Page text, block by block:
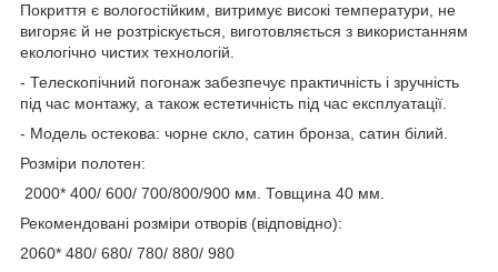
Покриття є вологостійким, витримує високі температури, не
вигоряє й не розтріскується, виготовляється з використанням
екологічно чистих технологій.
- Телескопічний погонаж забезпечує практичність і зручність
під час монтажу, а також естетичність під час експлуатації.
- Модель остекова: чорне скло, сатин бронза, сатин білий.
Розміри полотен:
2000* 400/ 600/ 700/800/900 мм. Товщина 40 мм.
Рекомендовані розміри отворів (відповідно):
2060* 480/ 680/ 780/ 880/ 980